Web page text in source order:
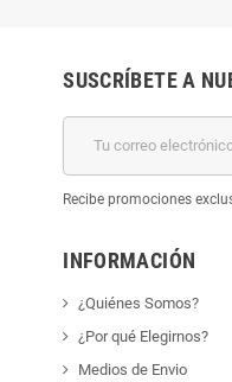
SUSCRÍBETE A
Recibe promociones
INFORMACIÓN
¿Quiénes Somos?
¿Por qué Elegirnos?
Medios de Envio